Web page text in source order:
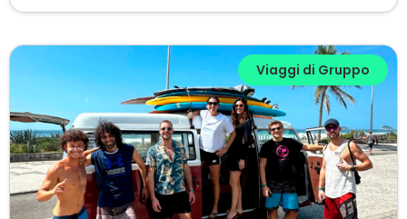
Viaggi di Gruppo